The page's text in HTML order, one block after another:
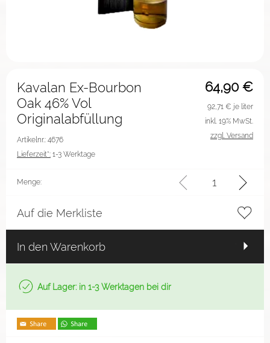
64,90 €
Kavalan Ex-Bourbon
Oak 46% Vol
Originalabfüllung
Artikelnr.: 4676
Lieferzeit*: 1-3 Werktage
92,71 € je liter
inkl. 19% MwSt.
zzgl. Versand
Menge:
Auf die Merkliste
In den Warenkorb
Auf Lager: in 1-3 Werktagen bei dir